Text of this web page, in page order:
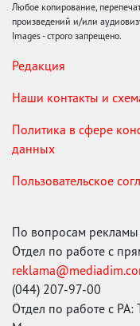
Любое копирование,
произведений и/или
Images - строго запрещено.
Редакция
Наши контакты и
Политика в сфере
данных
Пользовательское
По вопросам
Отдел по работе с
(044) 207-97-00
Отдел по работе с